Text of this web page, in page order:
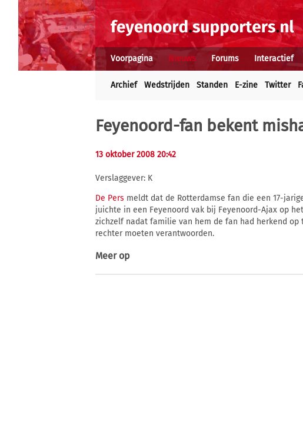
Voorpagina Nieuws Forums Interactief
Archief Wedstrijden Standen E-zine Twitter
Feyenoord-fan bekent
13 oktober 2008 20:42
Verslaggever: K
De Pers meldt dat de Rotterdamse fan die een 17-
juichte in een Feyenoord vak bij Feyenoord-Ajax op
zichzelf nadat familie van hem de fan had herkend
rechter moeten verantwoorden.
Meer op